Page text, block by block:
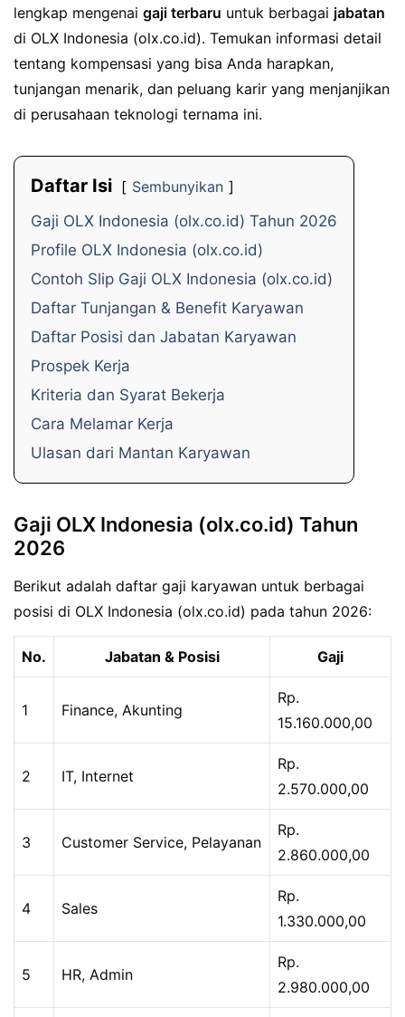
lengkap mengenai gaji terbaru untuk berbagai jabatan
di OLX Indonesia (olx.co.id). Temukan informasi detail
tentang kompensasi yang bisa Anda harapkan,
tunjangan menarik, dan peluang karir yang menjanjikan
di perusahaan teknologi ternama ini.
Daftar Isi
Sembunyikan
Gaji OLX Indonesia (olx.co.id) Tahun 2026
Profile OLX Indonesia (olx.co.id)
Contoh Slip Gaji OLX Indonesia (olx.co.id)
Daftar Tunjangan & Benefit Karyawan
Daftar Posisi dan Jabatan Karyawan
Prospek Kerja
Kriteria dan Syarat Bekerja
Cara Melamar Kerja
Ulasan dari Mantan Karyawan
Gaji OLX Indonesia (olx.co.id) Tahun
2026
Berikut adalah daftar gaji karyawan untuk berbagai
posisi di OLX Indonesia (olx.co.id) pada tahun 2026:
No. Jabatan & Posisi Gaji
1 Finance, Akunting
Rp.
15.160.000,00
2 IT, Internet
Rp.
2.570.000,00
3 Customer Service, Pelayanan
Rp.
2.860.000,00
4 Sales
Rp.
1.330.000,00
5 HR, Admin
Rp.
2.980.000,00